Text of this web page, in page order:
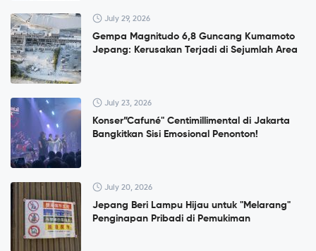
July 29, 2026
Gempa Magnitudo 6,8 Guncang Kumamoto
Jepang: Kerusakan Terjadi di Sejumlah Area
July 23, 2026
Konser”Cafuné" Centimillimental di Jakarta
Bangkitkan Sisi Emosional Penonton!
July 20, 2026
Jepang Beri Lampu Hijau untuk "Melarang"
Penginapan Pribadi di Pemukiman